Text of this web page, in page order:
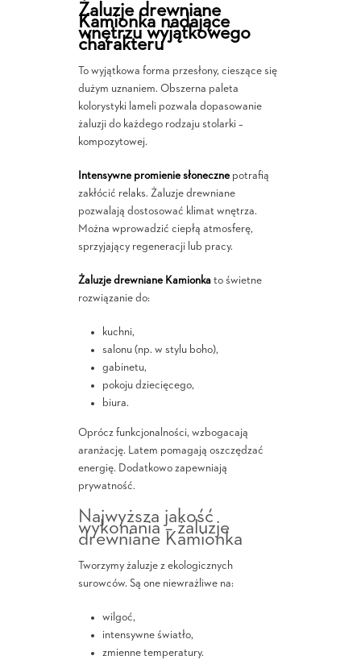
Żaluzje drewniane
Kamionka nadające
wnętrzu wyjątkowego
charakteru
To wyjątkowa forma przesłony, cieszące się
dużym uznaniem. Obszerna paleta
kolorystyki lameli pozwala dopasowanie
żaluzji do każdego rodzaju stolarki –
kompozytowej.
Intensywne promienie słonecznepotrafią
zakłócić relaks. Żaluzje drewniane
pozwalają dostosować klimat wnętrza.
Można wprowadzić ciepłą atmosferę,
sprzyjający regeneracji lub pracy.
Żaluzje drewniane Kamionkato świetne
rozwiązanie do:
kuchni,
salonu (np. w stylu boho),
gabinetu,
pokoju dziecięcego,
biura.
Oprócz funkcjonalności, wzbogacają
aranżację. Latem pomagają oszczędzać
energię. Dodatkowo zapewniają
prywatność.
Najwyższa jakość
wykonania – żaluzje
drewniane Kamionka
Tworzymy żaluzje z ekologicznych
surowców. Są one niewrażliwe na:
wilgoć,
intensywne światło,
zmienne temperatury.